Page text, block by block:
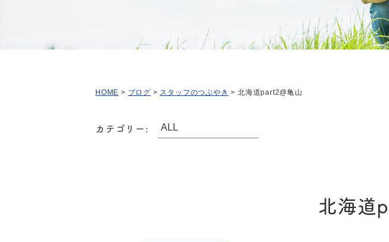
HOME > ブログ > スタッフのつぶやき >北海道part2@亀山
カテゴリー:
北海道